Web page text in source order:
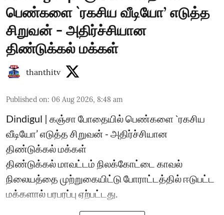
பெண்களை `ரகசிய வீடியோ’ எடுத்த
சிறுவன் - அதிர்ச்சியான
திண்டுக்கல் மக்கள்
thanthitv
Published on: 06 Aug 2026, 8:48 am
Dindigul | கஞ்சா போதையில் பெண்களை `ரகசிய
வீடியோ’ எடுத்த சிறுவன் - அதிர்ச்சியான
திண்டுக்கல் மக்கள்
திண்டுக்கல் மாவட்டம் நிலக்கோட்டை காவல்
நிலையத்தை முற்றுகையிட்டு போராட்டத்தில் ஈடுபட்ட
மக்களால் பரபரப்பு ஏற்பட்டது.